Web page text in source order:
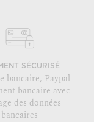
SÉCURISÉ
bancaire, Paypal
bancaire avec
des données
bancaires